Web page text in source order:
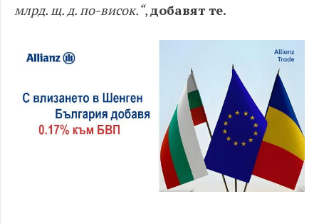
млрд. щ. д. по-висок.“, добавят те.